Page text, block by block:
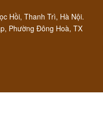
Hồi, Thanh Trì, Hà Nội.
Phường Đông Hoà, TX